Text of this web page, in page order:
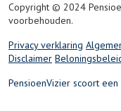
Copyright © 2024
voorbehouden.
Privacy verklaring
Disclaimer
PensioenVizier scoort